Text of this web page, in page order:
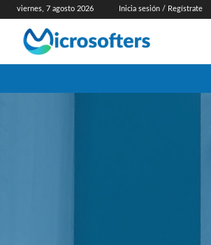
viernes, 7 agosto 2026 Inicia sesión / Regístrate